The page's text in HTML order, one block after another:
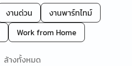
งานด่วน
งานพาร์ทไทม์
Work from Home
ล้างทั้งหมด